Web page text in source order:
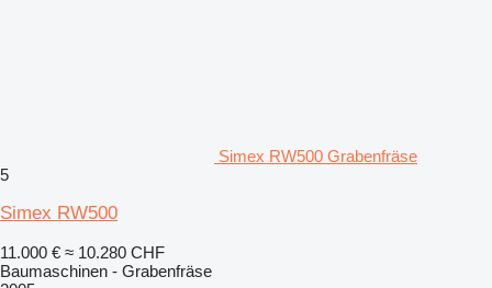
Simex RW500 Grabenfräse
5
Simex RW500
11.000 € ≈ 10.280 CHF
Baumaschinen - Grabenfräse